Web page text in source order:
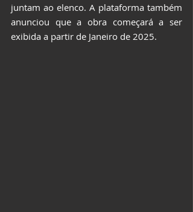
juntam ao elenco. A plataforma também
anunciou que a obra começará a ser
exibida a partir de Janeiro de 2025.